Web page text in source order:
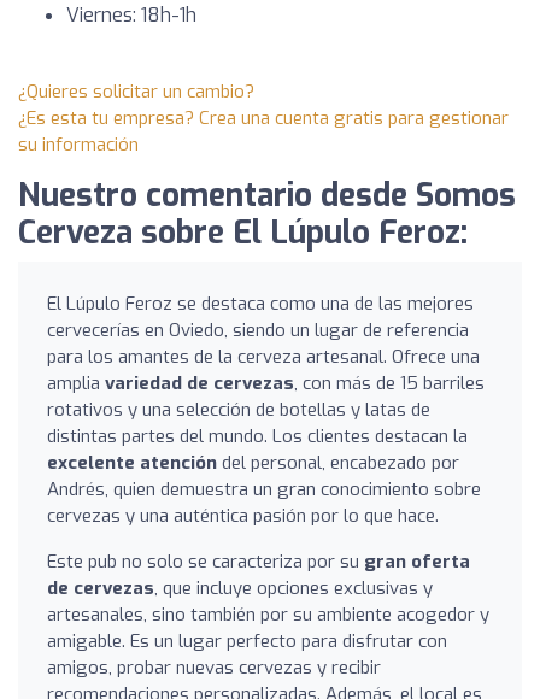
Viernes: 18h-1h
¿Quieres solicitar un cambio?
¿Es esta tu empresa? Crea una cuenta gratis para gestionar
su información
Nuestro comentario desde Somos
Cerveza sobre El Lúpulo Feroz:
El Lúpulo Feroz se destaca como una de las mejores
cervecerías en Oviedo, siendo un lugar de referencia
para los amantes de la cerveza artesanal. Ofrece una
amplia variedad de cervezas, con más de 15 barriles
rotativos y una selección de botellas y latas de
distintas partes del mundo. Los clientes destacan la
excelente atención del personal, encabezado por
Andrés, quien demuestra un gran conocimiento sobre
cervezas y una auténtica pasión por lo que hace.
Este pub no solo se caracteriza por su gran oferta
de cervezas, que incluye opciones exclusivas y
artesanales, sino también por su ambiente acogedor y
amigable. Es un lugar perfecto para disfrutar con
amigos, probar nuevas cervezas y recibir
recomendaciones personalizadas. Además, el local es